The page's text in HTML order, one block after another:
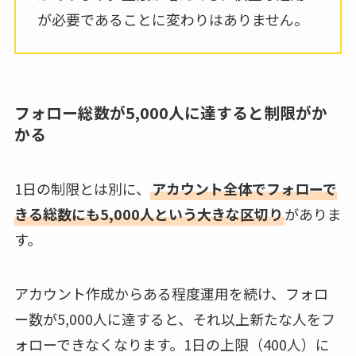
が必要であることに変わりはありません。
フォロー総数が5,000人に達すると制限がか
かる
1日の制限とは別に、 アカウント全体でフォローで
きる総数にも5,000人という大きな区切りがありま
す。
アカウント作成からある程度運用を続け、フォロ
ー数が5,000人に達すると、それ以上新たな人をフ
ォローできなくなります。1日の上限（400人）に